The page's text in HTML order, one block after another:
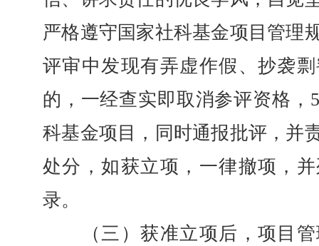
严格遵守国家社科基金项目管理
评审中发现有弄虚作假、抄袭
的，一经查实即取消参评资格，
科基金项目，同时通报批评，并
处分，如获立项，一律撤项，
录。
（三）获准立项后，项目管